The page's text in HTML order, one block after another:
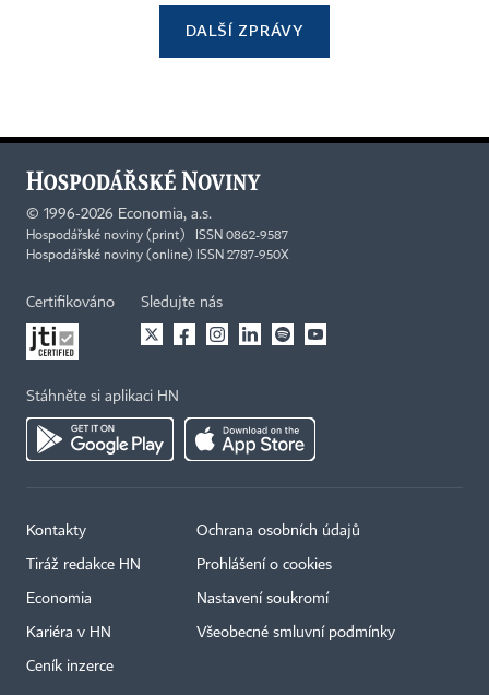
DALŠÍ ZPRÁVY
© 1996-2026 Economia, a.s.
Hospodářské noviny (print) ISSN 0862-9587
Hospodářské noviny (online) ISSN 2787-950X
Certifikováno Sledujte nás
Stáhněte si aplikaci HN
Kontakty
Tiráž redakce HN
Economia
Kariéra v HN
Ceník inzerce
Ochrana osobních údajů
Prohlášení o cookies
Nastavení soukromí
Všeobecné smluvní podmínky